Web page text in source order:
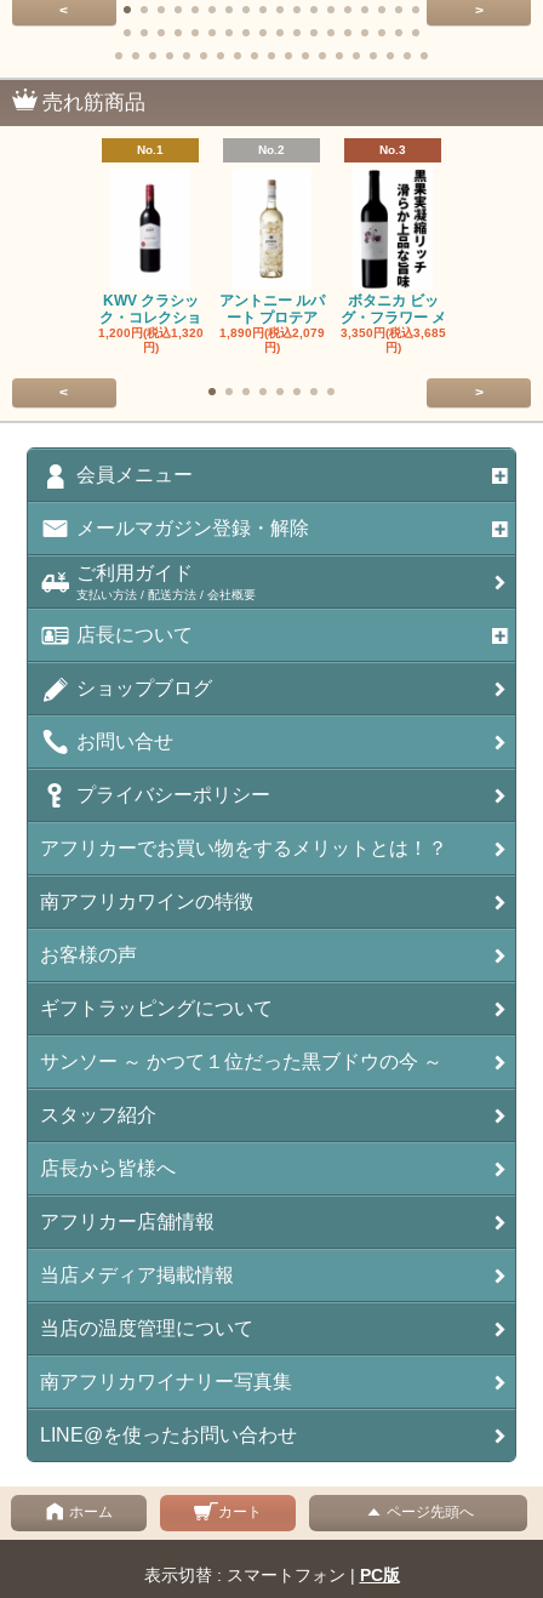
< >
売れ筋商品
No.1
KWV クラシッ
ク・コレクショ
1,200円(税込1,320
円)
No.2
アントニー ルパ
ート プロテア
1,890円(税込2,079
円)
No.3
ボタニカ ビッ
グ・フラワー メ
3,350円(税込3,685
円)
< >
会員メニュー
メールマガジン登録・解除
ご利用ガイド
支払い方法 / 配送方法 / 会社概要
店長について
ショップブログ
お問い合せ
プライバシーポリシー
アフリカーでお買い物をするメリットとは！？
南アフリカワインの特徴
お客様の声
ギフトラッピングについて
サンソー ～ かつて１位だった黒ブドウの今 ～
スタッフ紹介
店長から皆様へ
アフリカー店舗情報
当店メディア掲載情報
当店の温度管理について
南アフリカワイナリー写真集
LINE@を使ったお問い合わせ
ホーム カート ページ先頭へ
表示切替 : スマートフォン | PC版